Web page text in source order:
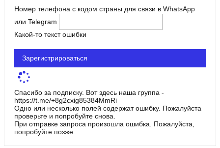
Номер телефона с кодом страны для связи в WhatsApp
или Telegram
Какой-то текст ошибки
Зарегистрироваться
Спасибо за подписку. Вот здесь наша группа -
https://t.me/+8g2cxig85384MmRi
Одно или несколько полей содержат ошибку. Пожалуйста
проверьте и попробуйте снова.
При отправке запроса произошла ошибка. Пожалуйста,
попробуйте позже.